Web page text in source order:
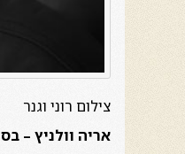
צילום רוני וגנר
אריה וולניץ – בס